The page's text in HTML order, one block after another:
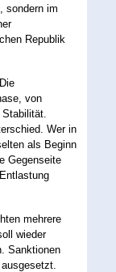
sondern im
Republik
von
Wer in
als Beginn
Gegenseite
mehrere
wieder
Sanktionen